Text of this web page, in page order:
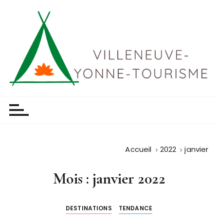
Accueil 2022 janvier
Mois : janvier 2022
DESTINATIONS TENDANCE